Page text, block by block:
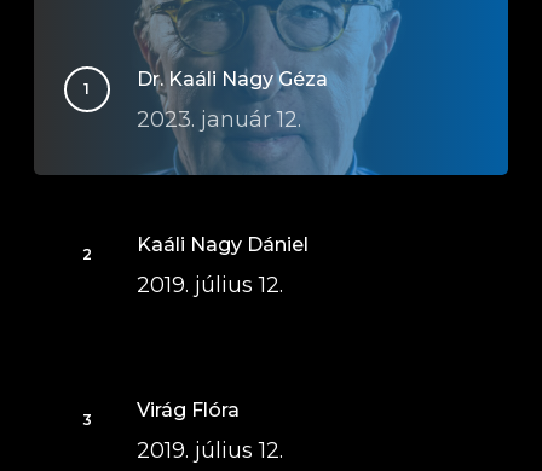
Dr. Kaáli Nagy Géza
2023. január 12.
Kaáli Nagy Dániel
2019. július 12.
Virág Flóra
2019. július 12.